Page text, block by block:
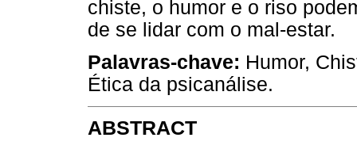
chiste, o humor e o riso
de se lidar com o mal-estar.
Palavras-chave: Humor,
Ética da psicanálise.
ABSTRACT